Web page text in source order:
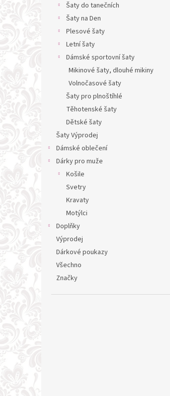
Šaty do tanečních
Šaty na Den
Plesové šaty
Letní šaty
Dámské sportovní šaty
Mikinové šaty, dlouhé mikiny
Volnočasové šaty
Šaty pro plnoštíhlé
Těhotenské šaty
Dětské šaty
Šaty Výprodej
Dámské oblečení
Dárky pro muže
Košile
Svetry
Kravaty
Motýlci
Doplňky
Výprodej
Dárkové poukazy
Všechno
Značky